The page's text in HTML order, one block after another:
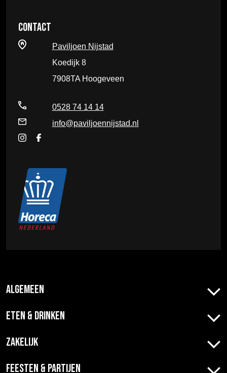
Contact
Paviljoen Nijstad
Koedijk 8
7908TA Hoogeveen
0528 74 14 14
info@paviljoennijstad.nl
Algemeen
Eten & Drinken
Zakelijk
Feesten & Partijen